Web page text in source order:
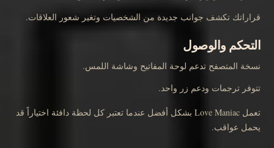
قراراتك تكشف جوانب جديدة من الشخصيات وتغير شعور العلاقات.
التحكم والوصول
نسخة المتصفح تدعم لوحة المفاتيح وشاشة اللمس.
تتوفر ترجمات ودعم زر واحد.
تعمل Love Maniac بشكل أفضل عندما تعتبر كل لحظة دافئة اختياراً قد
يحمل عواقب.